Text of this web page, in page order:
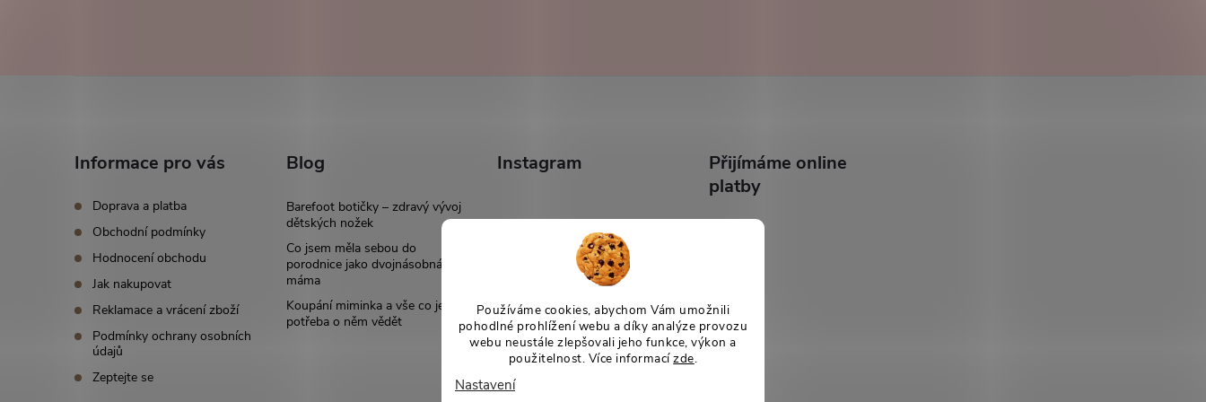
Používáme cookies, abychom Vám umožnili
pohodlné prohlížení webu a díky analýze provozu
webu neustále zlepšovali jeho funkce, výkon a
použitelnost. Více informacízde.
Nastavení
Informace pro vás
Doprava a platba
Obchodní podmínky
Hodnocení obchodu
Jak nakupovat
Reklamace a vrácení zboží
Podmínky ochrany osobních
údajů
Zeptejte se
Blog
Barefoot botičky – zdravý vývoj
dětských nožek
Co jsem měla sebou do
porodnice jako dvojnásobná
máma
Koupání miminka a vše co je
potřeba o něm vědět
Instagram
Přijímáme online
platby